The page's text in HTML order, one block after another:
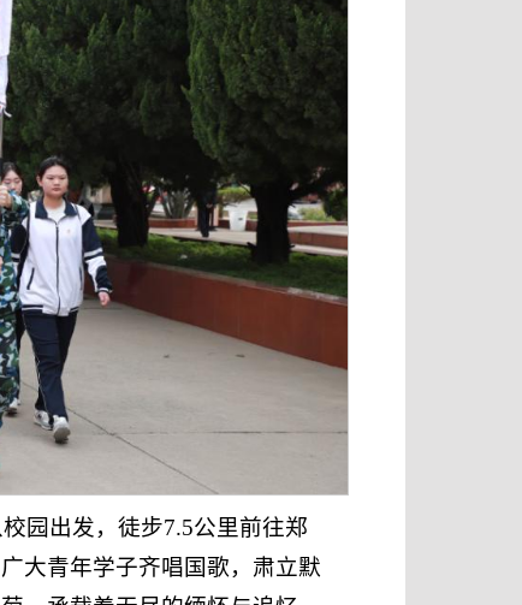
园出发，徒步7.5公里前往郑
大青年学子齐唱国歌，肃立默